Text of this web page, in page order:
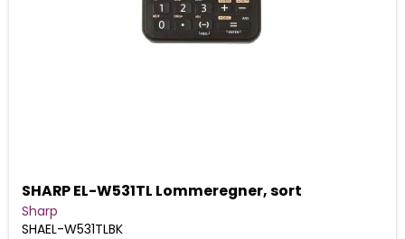
SHARP EL-W531TL Lommeregner, sort
Sharp
SHAEL-W531TLBK